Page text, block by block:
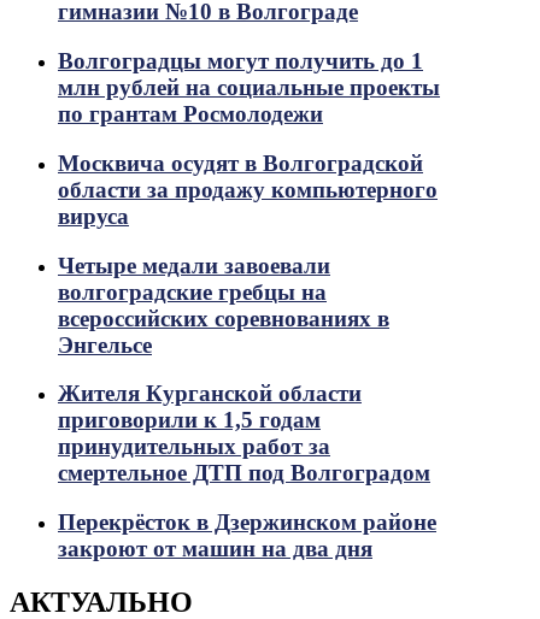
гимназии №10 в Волгограде
Волгоградцы могут получить до 1
млн рублей на социальные проекты
по грантам Росмолодежи
Москвича осудят в Волгоградской
области за продажу компьютерного
вируса
Четыре медали завоевали
волгоградские гребцы на
всероссийских соревнованиях в
Энгельсе
Жителя Курганской области
приговорили к 1,5 годам
принудительных работ за
смертельное ДТП под Волгоградом
Перекрёсток в Дзержинском районе
закроют от машин на два дня
АКТУАЛЬНО